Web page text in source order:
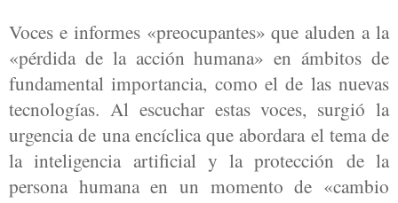
Voces e informes «preocupantes» que aluden a la
«pérdida de la acción humana» en ámbitos de
fundamental importancia, como el de las nuevas
tecnologías. Al escuchar estas voces, surgió la
urgencia de una encíclica que abordara el tema de
la inteligencia artificial y la protección de la
persona humana en un momento de «cambio